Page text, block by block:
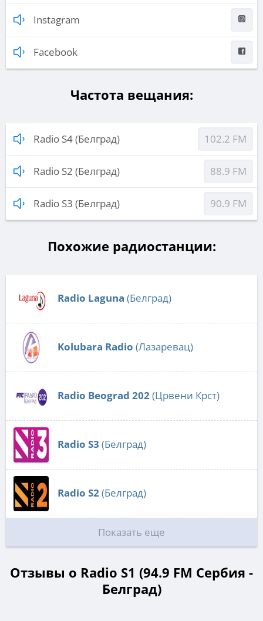
Instagram
Facebook
Частота вещания:
Radio S4 (Белград) 102.2 FM
Radio S2 (Белград) 88.9 FM
Radio S3 (Белград) 90.9 FM
Похожие радиостанции:
Radio Laguna (Белград)
Kolubara Radio (Лазаревац)
Radio Beograd 202(Црвени Крст)
Radio S3 (Белград)
Radio S2(Белград)
Показать еще
Отзывы о Radio S1 (94.9 FM Сербия -
Белград)